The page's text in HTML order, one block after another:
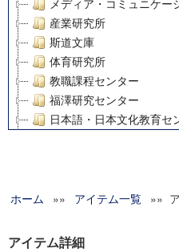
メディア・コミュニケー
産業研究所
斯道文庫
体育研究所
教職課程センター
福澤研究センター
日本語・日本文化教育セ
グローバルリサーチイン
科学研究費補助金研究成
ホーム »» アイテム一覧 »»
アイテム詳細